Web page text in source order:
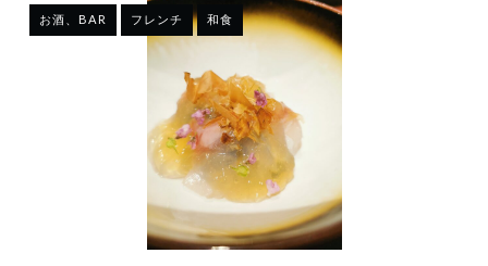
お酒、BAR フレンチ 和食